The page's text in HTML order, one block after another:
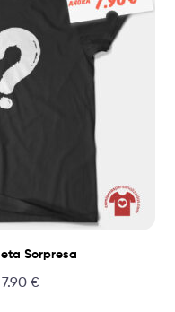
Sorpresa
7.90 €